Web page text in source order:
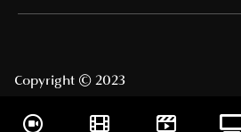
Copyright © 2023